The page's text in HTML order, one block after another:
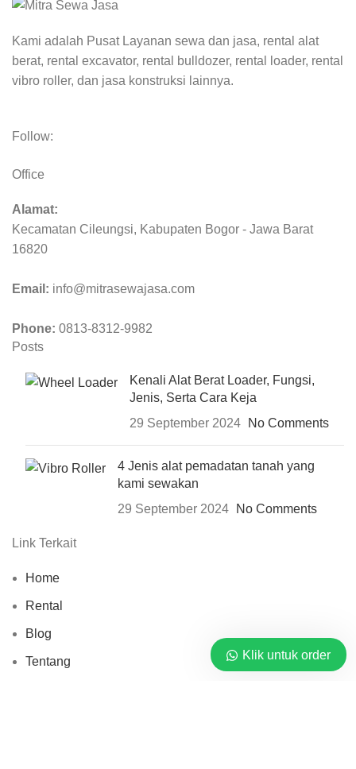
Kami adalah Pusat Layanan sewa dan jasa, rental alat
berat, rental excavator, rental bulldozer, rental loader, rental
vibro roller, dan jasa konstruksi lainnya.
Follow:
Office
Alamat:
Kecamatan Cileungsi, Kabupaten Bogor - Jawa Barat
16820
Email: info@mitrasewajasa.com
Phone: 0813-8312-9982
Posts
Kenali Alat Berat Loader, Fungsi,
Jenis, Serta Cara Keja
29 September 2024
No Comments
4 Jenis alat pemadatan tanah yang
kami sewakan
29 September 2024
No Comments
Link Terkait
Home
Rental
Blog
Tentang Klik untuk order